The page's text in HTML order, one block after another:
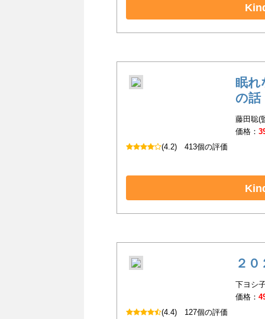
眠れ
の話
藤田聡(
価格：
(4.2) 413個の評価
２
下ヨシ
価格：
(4.4) 127個の評価